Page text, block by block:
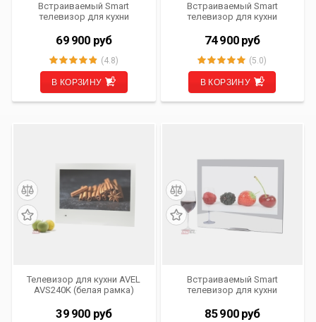
Встраиваемый Smart
телевизор для кухни
69 900 руб
(4.8)
В КОРЗИНУ
Встраиваемый Smart
телевизор для кухни
74 900 руб
(5.0)
В КОРЗИНУ
Телевизор для кухни AVEL
AVS240K (белая рамка)
39 900 руб
Встраиваемый Smart
телевизор для кухни
85 900 руб